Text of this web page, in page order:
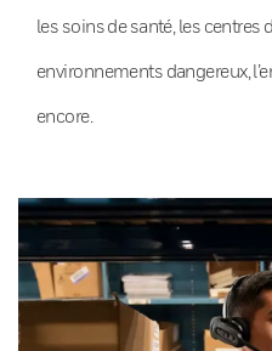
les soins de santé, les centres
environnements dangereux,
encore.